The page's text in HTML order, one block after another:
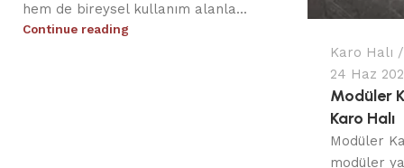
hem de bireysel kullanım alanla...
Continue reading
Karo Halı
24 Haz
Modüler
Karo Halı
Modüler
modüler